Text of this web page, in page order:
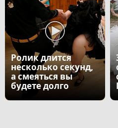
Ролик длится
несколько секунд,
а смеяться вы
будете долго